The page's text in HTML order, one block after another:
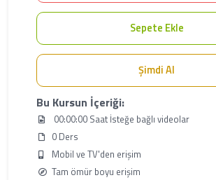
Sepete Ekle
Şimdi Al
Bu Kursun İçeriği:
00:00:00 Saat İsteğe bağlı videolar
0 Ders
Mobil ve TV'den erişim
Tam ömür boyu erişim